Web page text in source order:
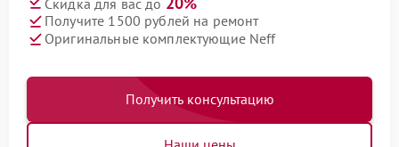
Получите 1500 рублей на ремонт
Оригинальные комплектующие Neff
Получить консультацию